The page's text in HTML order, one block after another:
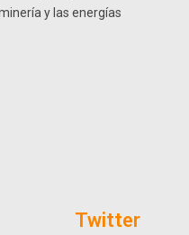
y las energías
Twitter